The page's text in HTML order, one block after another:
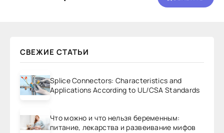
СВЕЖИЕ СТАТЬИ
Splice Connectors: Characteristics and
Applications According to UL/CSA Standards
Что можно и что нельзя беременным:
питание, лекарства и развеивание мифов